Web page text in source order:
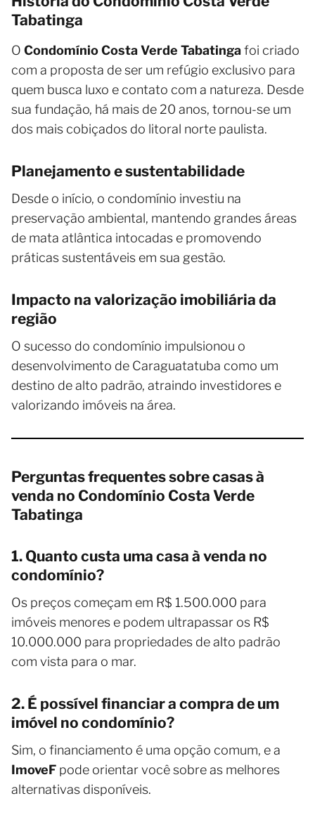
Tabatinga
O Condomínio Costa Verde Tabatingafoi criado
com a proposta de ser um refúgio exclusivo para
quem busca luxo e contato com a natureza. Desde
sua fundação, há mais de 20 anos, tornou-se um
dos mais cobiçados do litoral norte paulista.
Planejamento e sustentabilidade
Desde o início, o condomínio investiu na
preservação ambiental, mantendo grandes áreas
de mata atlântica intocadas e promovendo
práticas sustentáveis em sua gestão.
Impacto na valorização imobiliária da
região
O sucesso do condomínio impulsionou o
desenvolvimento de Caraguatatuba como um
destino de alto padrão, atraindo investidores e
valorizando imóveis na área.
Perguntas frequentes sobre casas à
venda no Condomínio Costa Verde
Tabatinga
1. Quanto custa uma casa à venda no
condomínio?
Os preços começam em R$ 1.500.000 para
imóveis menores e podem ultrapassar os R$
10.000.000 para propriedades de alto padrão
com vista para o mar.
2. É possível financiar a compra de um
imóvel no condomínio?
Sim, o financiamento é uma opção comum, e a
ImoveF pode orientar você sobre as melhores
alternativas disponíveis.